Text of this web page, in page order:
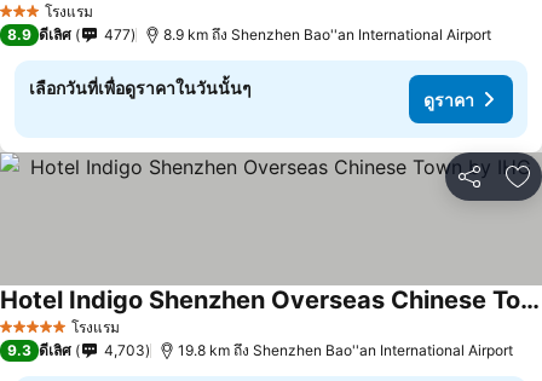
3 ดาว โรงแรม
8.9 ดีเลิศ 477 8.9 km ถึง Shenzhen Bao''an International Airport
เลือกวันที่เพื่อดูราคาในวันนั้นๆ
ดูราคา
แชร์ เ
5 ดาว โรงแรม
Hotel Indigo Shenzhen Overseas Chinese Town by IHG
ดูราคา
9.3 ดีเลิศ 4,703 19.8 km ถึง Shenzhen Bao''an International Airport